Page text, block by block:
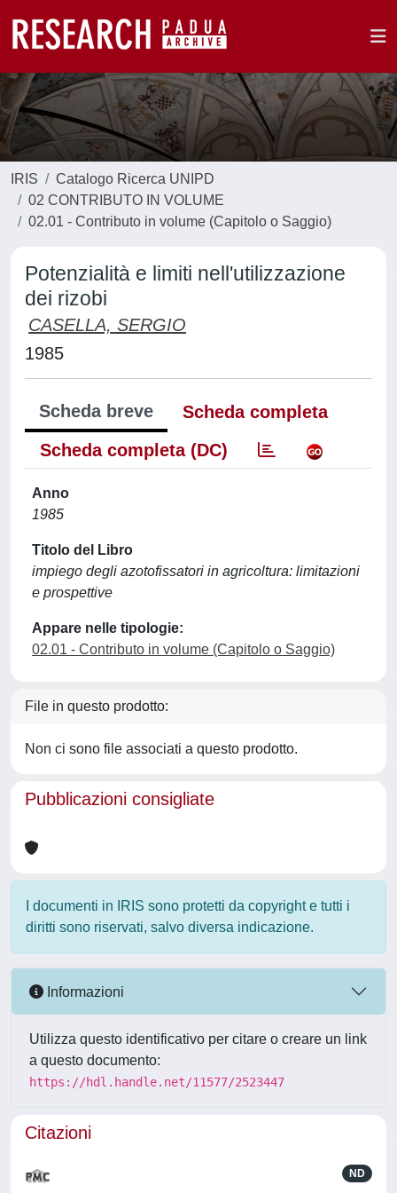
IRIS
Catalogo Ricerca UNIPD
02 CONTRIBUTO IN VOLUME
02.01 - Contributo in volume (Capitolo o Saggio)
Potenzialità e limiti nell'utilizzazione
dei rizobi
CASELLA, SERGIO
1985
Scheda breve
Scheda completa
Scheda completa (DC)
Anno
1985
Titolo del Libro
impiego degli azotofissatori in agricoltura: limitazioni
e prospettive
Appare nelle tipologie:
02.01 - Contributo in volume (Capitolo o Saggio)
File in questo prodotto:
Non ci sono file associati a questo prodotto.
Pubblicazioni consigliate
I documenti in IRIS sono protetti da copyright e tutti i
diritti sono riservati, salvo diversa indicazione.
Informazioni
Utilizza questo identificativo per citare o creare un link
a questo documento:
https://hdl.handle.net/11577/2523447
Citazioni
ND